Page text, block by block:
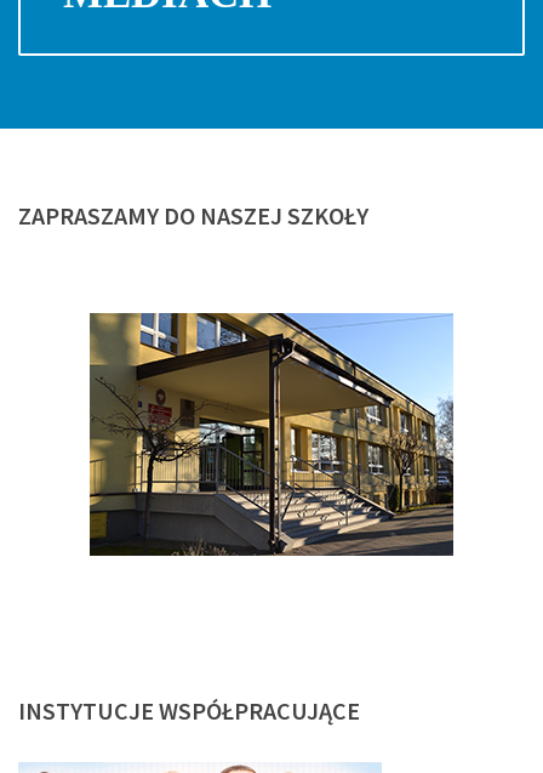
ZAPRASZAMY DO NASZEJ SZKOŁY
INSTYTUCJE WSPÓŁPRACUJĄCE